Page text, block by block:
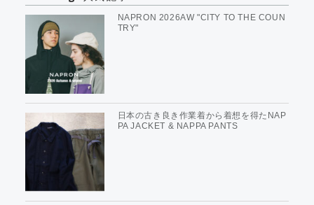
NAPRON 2026AW "CITY TO THE COUN
TRY"
日本の古き良き作業着から着想を得たNAP
PA JACKET & NAPPA PANTS